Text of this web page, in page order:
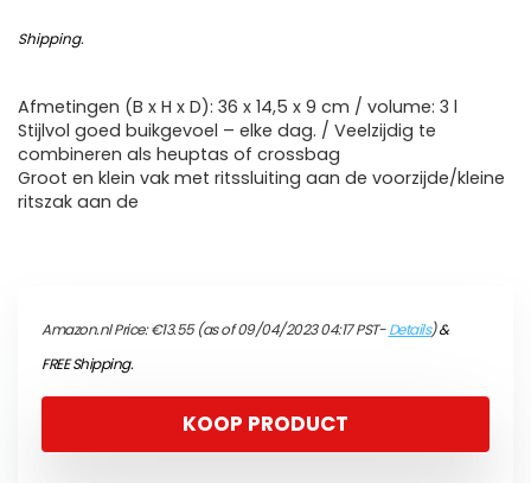
Shipping.
Afmetingen (B x H x D): 36 x 14,5 x 9 cm / volume: 3 l
Stijlvol goed buikgevoel – elke dag. / Veelzijdig te
combineren als heuptas of crossbag
Groot en klein vak met ritssluiting aan de voorzijde/kleine
ritszak aan de
Amazon.nl Price:€13.55(as of 09/04/2023 04:17 PST-Details)&
FREE Shipping.
KOOP PRODUCT